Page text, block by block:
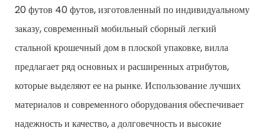
20 футов 40 футов, изготовленный по индивидуальному
заказу, современный мобильный сборный легкий
стальной крошечный дом в плоской упаковке, вилла
предлагает ряд основных и расширенных атрибутов,
которые выделяют ее на рынке. Использование лучших
материалов и современного оборудования обеспечивает
надежность и качество, а долговечность и высокие